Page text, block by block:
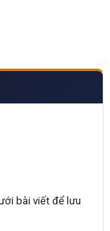
bài viết để lưu